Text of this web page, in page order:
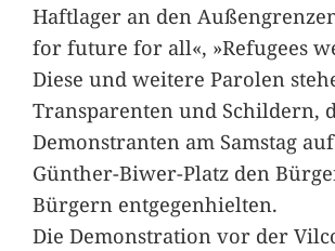
Haftlager an den
for future for all«, »Refugees
Diese und weitere Parolen
Transparenten und Schildern,
Demonstranten am Samstag
Günther-Biwer-Platz den
Bürgern entgegenhielten.
Die Demonstration vor der